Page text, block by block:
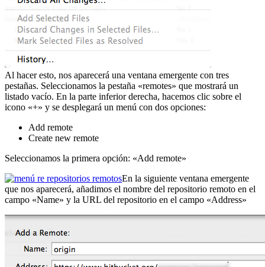
Al hacer esto, nos aparecerá una ventana emergente con tres
pestañas. Seleccionamos la pestaña «remotes» que mostrará un
listado vacío. En la parte inferior derecha, hacemos clic sobre el
icono «+» y se desplegará un menú con dos opciones:
Add remote
Create new remote
Seleccionamos la primera opción: «Add remote»
En la siguiente ventana emergente
que nos aparecerá, añadimos el nombre del repositorio remoto en el
campo «Name» y la URL del repositorio en el campo «Address»